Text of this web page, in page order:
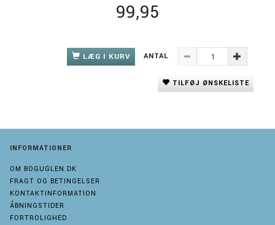
99,95
LÆG I KURV ANTAL
TILFØJ ØNSKELISTE
INFORMATIONER
OM BOGUGLEN.DK
FRAGT OG BETINGELSER
KONTAKTINFORMATION
ÅBNINGSTIDER
FORTROLIGHED